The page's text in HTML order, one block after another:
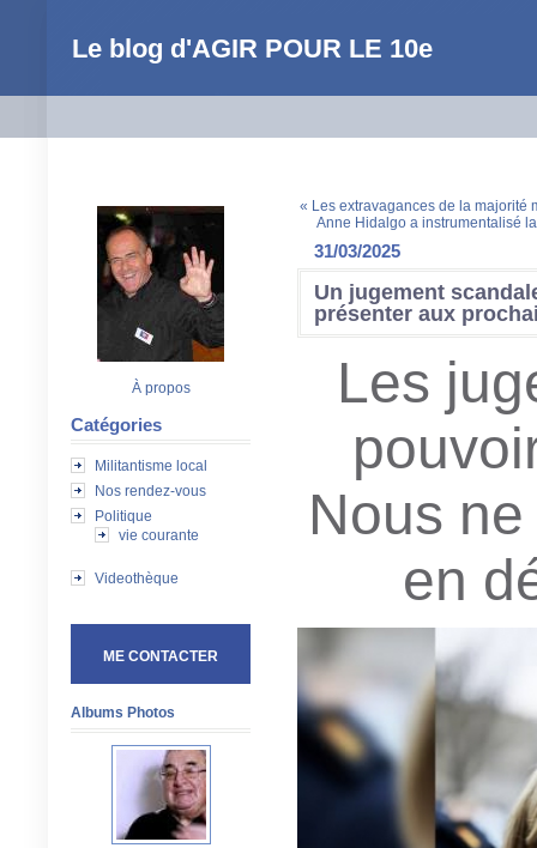
Le blog d'AGIR POUR LE 10e
À propos
Catégories
Militantisme local
Nos rendez-vous
Politique
vie courante
Videothèque
ME CONTACTER
Albums Photos
« Les extravagances de la majorité
Anne Hidalgo a instrumentalisé
31/03/2025
Un jugement
présenter aux
Les
Nous
en